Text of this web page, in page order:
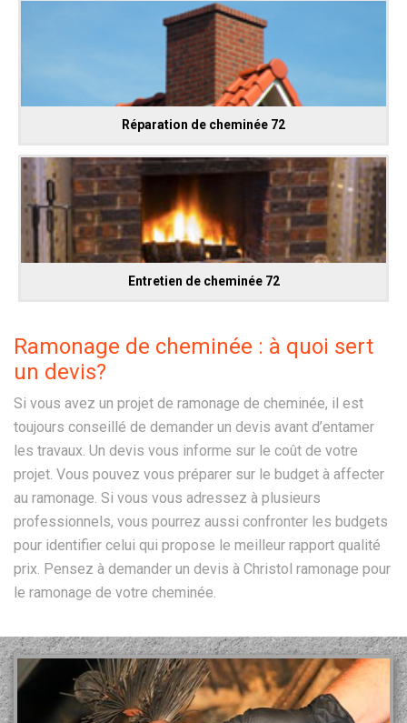
Réparation de cheminée 72
Entretien de cheminée 72
Ramonage de cheminée : à quoi sert
un devis?
Si vous avez un projet de ramonage de cheminée, il est
toujours conseillé de demander un devis avant d’entamer
les travaux. Un devis vous informe sur le coût de votre
projet. Vous pouvez vous préparer sur le budget à affecter
au ramonage. Si vous vous adressez à plusieurs
professionnels, vous pourrez aussi confronter les budgets
pour identifier celui qui propose le meilleur rapport qualité
prix. Pensez à demander un devis à Christol ramonage pour
le ramonage de votre cheminée.